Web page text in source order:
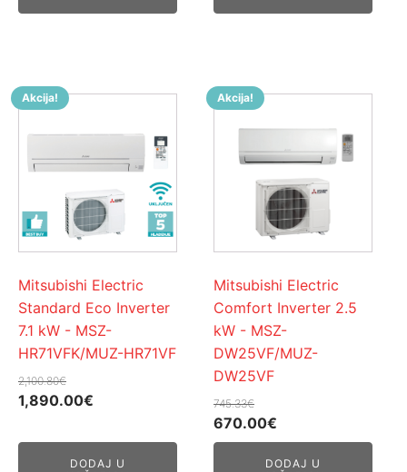
Akcija!
Mitsubishi Electric
Standard Eco Inverter
7.1 kW - MSZ-
HR71VFK/MUZ-HR71VF
2,100.80€
Izvorna
bila
1,890.00€
je:
1,890.00€.
DODAJ U
Akcija!
Mitsubishi Electric
Comfort Inverter 2.5
kW - MSZ-
DW25VF/MUZ-
DW25VF
745.33€
Izvorna
cijena
670.00€
cijena
je:
DODAJ U